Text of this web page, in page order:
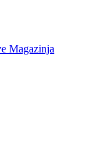
Magazinja